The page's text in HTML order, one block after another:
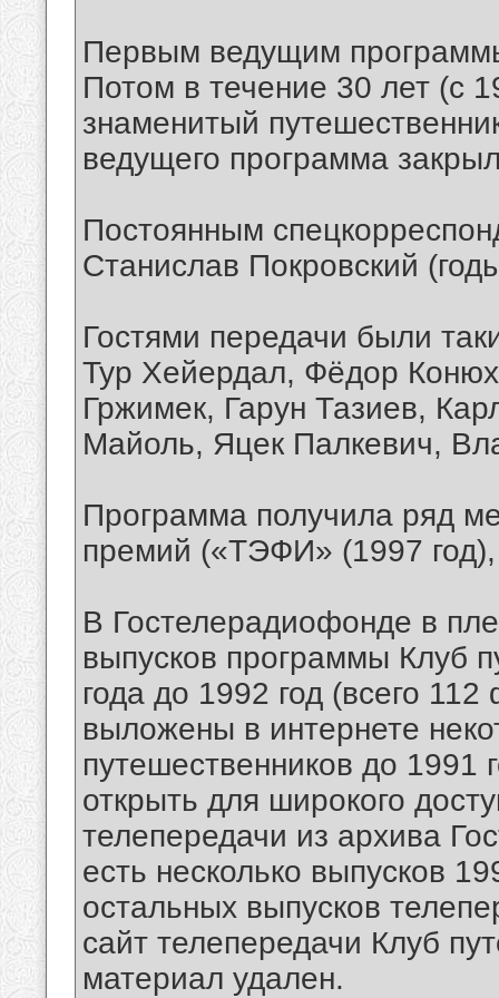
Первым ведущим
Потом в течение 30 лет (с
знаменитый
ведущего программа
Постоянным
Станислав Покровский
Гостями передачи были
Тур Хейердал, Фёдор
Гржимек, Гарун Тазиев,
Майоль, Яцек Палкевич,
Программа получила ряд
премий («ТЭФИ» (1997
В Гостелерадиофонде в
выпусков программы Клуб
года до 1992 год (всего
выложены в интернете
путешественников до 1991
открыть для широкого
телепередачи из архива
есть несколько выпусков
остальных выпусков
сайт телепередачи Клуб
материал удален.